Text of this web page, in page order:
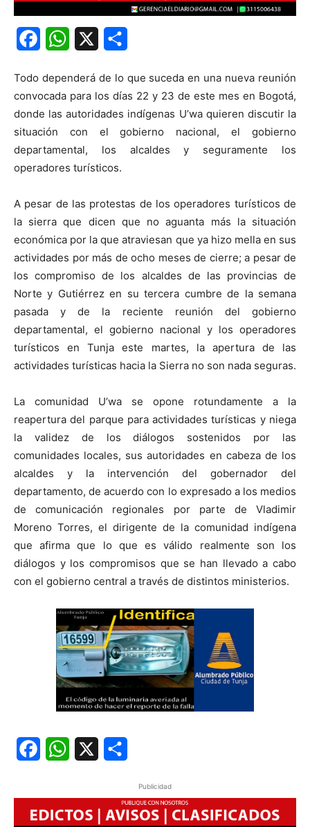
FacebookWhatsApp
Todo dependerá de lo que suceda en una nueva reunión
convocada para los días 22 y 23 de este mes en Bogotá,
donde las autoridades indígenas U’wa quieren discutir la
situación con el gobierno nacional, el gobierno
departamental, los alcaldes y seguramente los
operadores turísticos.
A pesar de las protestas de los operadores turísticos de
la sierra que dicen que no aguanta más la situación
económica por la que atraviesan que ya hizo mella en sus
actividades por más de ocho meses de cierre; a pesar de
los compromiso de los alcaldes de las provincias de
Norte y Gutiérrez en su tercera cumbre de la semana
pasada y de la reciente reunión del gobierno
departamental, el gobierno nacional y los operadores
turísticos en Tunja este martes, la apertura de las
actividades turísticas hacia la Sierra no son nada seguras.
La comunidad U’wa se opone rotundamente a la
reapertura del parque para actividades turísticas y niega
la validez de los diálogos sostenidos por las
comunidades locales, sus autoridades en cabeza de los
alcaldes y la intervención del gobernador del
departamento, de acuerdo con lo expresado a los medios
de comunicación regionales por parte de Vladimir
Moreno Torres, el dirigente de la comunidad indígena
que afirma que lo que es válido realmente son los
diálogos y los compromisos que se han llevado a cabo
con el gobierno central a través de distintos ministerios.
FacebookWhatsApp
Publicidad